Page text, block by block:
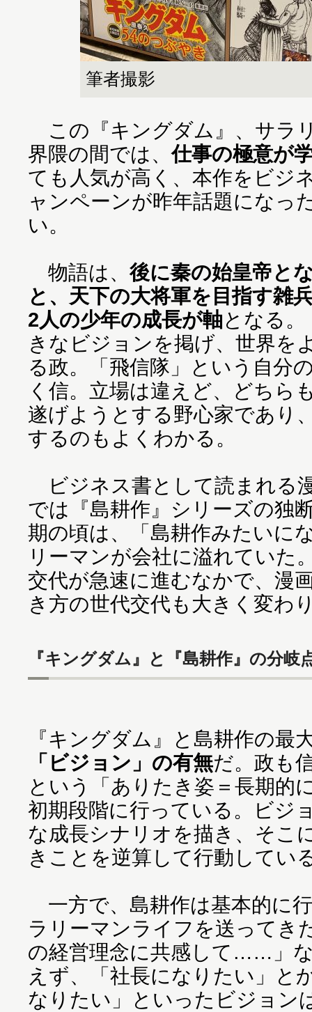
筆者撮影
この『キングダム』、サラ
界隈の間では、仕事の極意が
ても人気が高く、本作をビジ
ャンペーンが昨年話題になっ
い。
物語は、後に秦の始皇帝と
と、天下の大将軍を目指す雑
2人の少年の成長が軸となる
きなビジョンを掲げ、世界を
る政。「飛信隊」という自分
く信。立場は違えど、どちら
遂げようとする野心家であり
するのもよくわかる。
ビジネス書として読まれる
では『島耕作』シリーズの独
期の頃は、「島耕作みたいに
リーマンが会社に溢れていた
交代が急速に進むなかで、漫
き方の世代交代も大きく変わ
『キングダム』と『島耕作』の分岐
『キングダム』と島耕作の最
「ビジョン」の有無だ。政も
という「ありたき姿＝長期的
初期段階に行っている。ビジ
な成長シナリオを描き、そこ
きことを逆算して行動してい
一方で、島耕作は基本的に
ラリーマンライフを送ってき
の経営理念に共感して……」
えず、「社長になりたい」と
なりたい」といったビジョン